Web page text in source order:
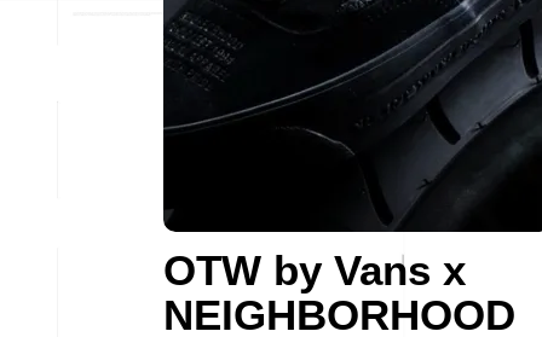
OTW by Vans x
NEIGHBORHOOD